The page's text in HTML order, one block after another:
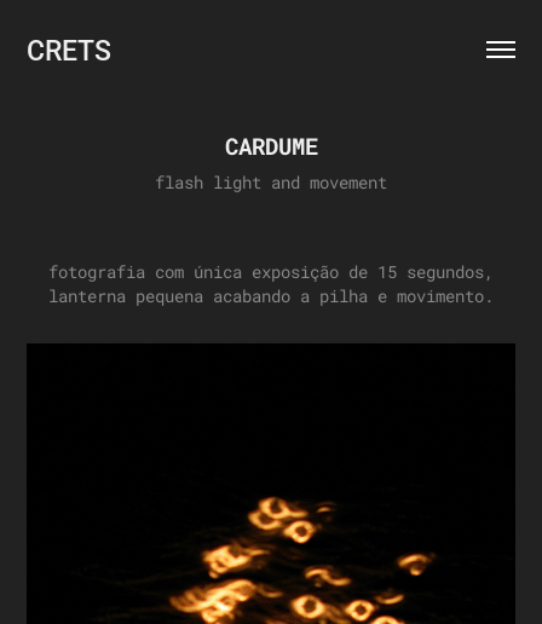
CRETS
CARDUME
flash light and movement
fotografia com única exposição de 15 segundos,
lanterna pequena acabando a pilha e movimento.